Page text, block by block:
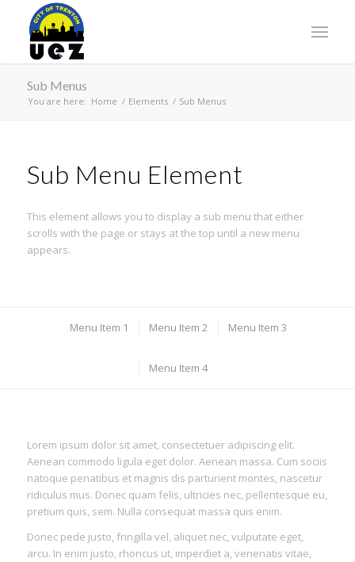
Sub Menus
You are here: Home / Elements / Sub Menus
Sub Menu Element
This element allows you to display a sub menu that either
scrolls with the page or stays at the top until a new menu
appears.
Menu Item 1 Menu Item 2 Menu Item 3
Menu Item 4
Lorem ipsum dolor sit amet, consectetuer adipiscing elit.
Aenean commodo ligula eget dolor. Aenean massa. Cum sociis
natoque penatibus et magnis dis parturient montes, nascetur
ridiculus mus. Donec quam felis, ultricies nec, pellentesque eu,
pretium quis, sem. Nulla consequat massa quis enim.
Donec pede justo, fringilla vel, aliquet nec, vulputate eget,
arcu. In enim justo, rhoncus ut, imperdiet a, venenatis vitae,